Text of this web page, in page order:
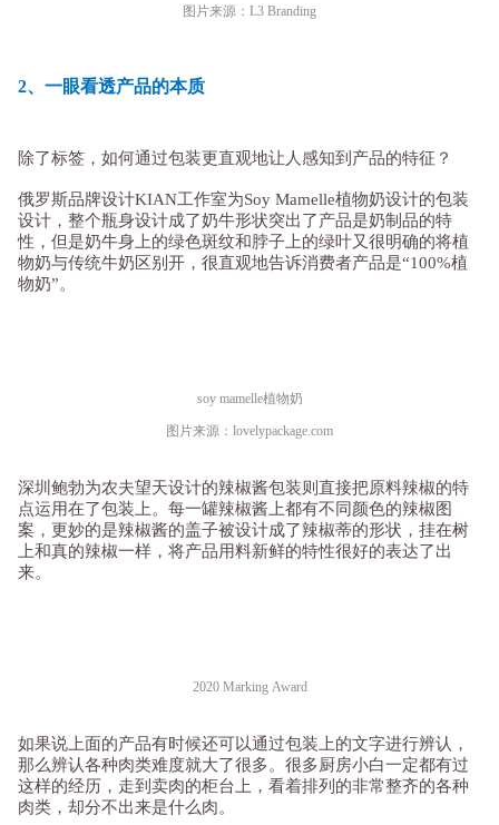
图片来源：L3 Branding
2、一眼看透产品的本质
除了标签，如何通过包装更直观地让人感知到产品的特征？
俄罗斯品牌设计KIAN工作室为Soy Mamelle植物奶设计的包装
设计，整个瓶身设计成了奶牛形状突出了产品是奶制品的特
性，但是奶牛身上的绿色斑纹和脖子上的绿叶又很明确的将植
物奶与传统牛奶区别开，很直观地告诉消费者产品是“100%植
物奶”。
soy mamelle植物奶
图片来源：lovelypackage.com
深圳鲍勃为农夫望天设计的辣椒酱包装则直接把原料辣椒的特
点运用在了包装上。每一罐辣椒酱上都有不同颜色的辣椒图
案，更妙的是辣椒酱的盖子被设计成了辣椒蒂的形状，挂在树
上和真的辣椒一样，将产品用料新鲜的特性很好的表达了出
来。
2020 Marking Award
如果说上面的产品有时候还可以通过包装上的文字进行辨认，
那么辨认各种肉类难度就大了很多。很多厨房小白一定都有过
这样的经历，走到卖肉的柜台上，看着排列的非常整齐的各种
肉类，却分不出来是什么肉。